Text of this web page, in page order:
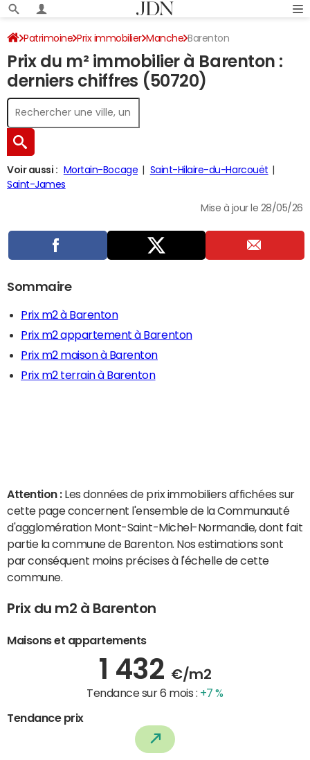
Patrimoine Prix immobilier Manche Barenton
Prix du m² immobilier à Barenton :
derniers chiffres (50720)
Voir aussi : Mortain-Bocage
Saint-Hilaire-du-Harcouët
Saint-James
Mise à jour le 28/05/26
Sommaire
Prix m2 à Barenton
Prix m2 appartement à Barenton
Prix m2 maison à Barenton
Prix m2 terrain à Barenton
Attention : Les données de prix immobiliers affichées sur
cette page concernent l'ensemble de la Communauté
d'agglomération Mont-Saint-Michel-Normandie, dont fait
partie la commune de Barenton. Nos estimations sont
par conséquent moins précises à l'échelle de cette
commune.
Prix du m2 à Barenton
Maisons et appartements
1 432 €/m2
Tendance sur 6 mois : +7 %
Tendance prix